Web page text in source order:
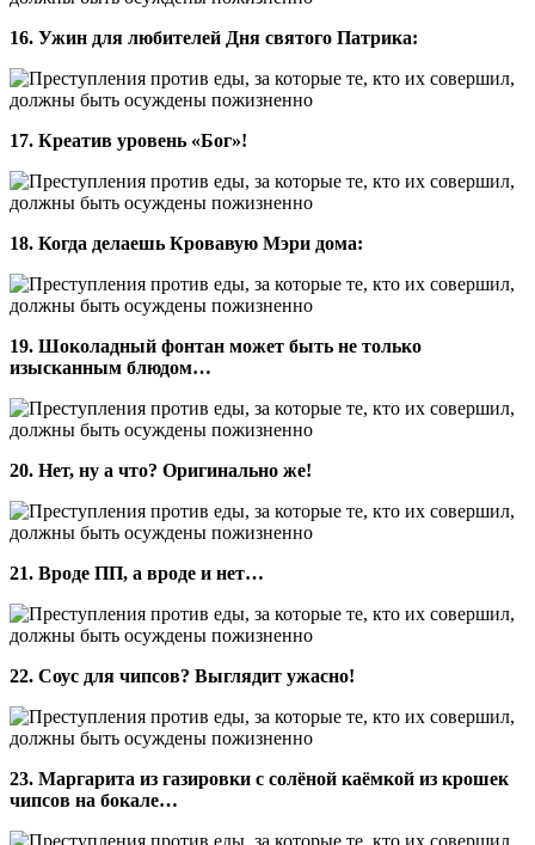
16. Ужин для любителей Дня святого Патрика:
17. Креатив уровень «Бог»!
18. Когда делаешь Кровавую Мэри дома:
19. Шоколадный фонтан может быть не только
изысканным блюдом…
20. Нет, ну а что? Оригинально же!
21. Вроде ПП, а вроде и нет…
22. Соус для чипсов? Выглядит ужасно!
23. Маргарита из газировки с солёной каёмкой из крошек
чипсов на бокале…